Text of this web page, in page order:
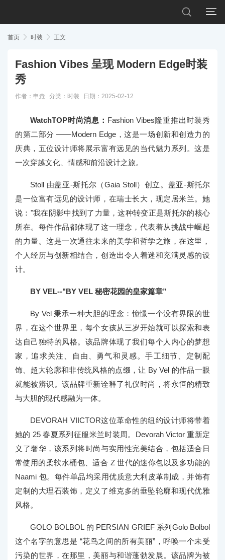


首页  时装  正文
Fashion Vibes 呈现 Modern Edge时装
秀
作者：申垚 分类： 时装 日期：2025-02-12
WatchTOP时尚消息： Fashion Vibes隆重推出时装秀
的第二部分 ——Modern Edge，这是一场创新和创造力的
庆典，五位设计师将展示富有远见的当代魅力系列。这是
一次穿越文化、情感和前沿设计之旅。
Stoll 由盖亚-斯托尔（Gaia Stoll）创立。盖亚-斯托尔
是一位富有远见的设计师，在瑞士长大，现定居米兰。她
说："我在阴影中找到了力量，这种转变正是斯托尔的核心
所在。每件作品都体现了这一理念，代表着从挑战中崛起
的力量。这是一次通往未来的美学和哲学之旅，在这里，
个人经历与创新相结合，创造出令人着迷和充满灵感的设
计。
BY VEL--"BY VEL 秘密花园的皇家篇章”
By Vel 秉承一种大胆的理念：憧憬一个没有界限的世
界，在这个世界里，每个女孩从三岁开始就可以探索和表
达自己独特的风格。该品牌体现了我们每个人内心的梦想
家，追求关注、自由、勇气和灵感。手工细节、定制配
饰、超大轮廓和非传统风格的点缀，让 By Vel 的作品一眼
就能被辨识。该品牌重新诠释了礼仪时尚，将永恒的精致
与大胆的现代感融为一体。
DEVORAH VIICTOR这位革命性的纽约设计师将带着
她的 25 春夏系列征服米兰时装周。Devorah Victor 重新定
义了奢华，该系列将时尚与实用性完美结合，包括适合日
常使用的柔软水桶包、适合 Z 世代的迷你包以及多功能的
Naami 包。每件单品均采用优质意大利皮革制成，并饰有
定制的大理石装饰，定义了维克多的垂坠轮廓和现代优雅
风格。
GOLO BOLBOL 的 PERSIAN GRIEF 系列Golo Bolbol
这个名字的意思是 “花鸟之间的所有美丽”，呼唤一个未受
污染的世界，在那里，美丽与和谐蓬勃发展。该品牌为被